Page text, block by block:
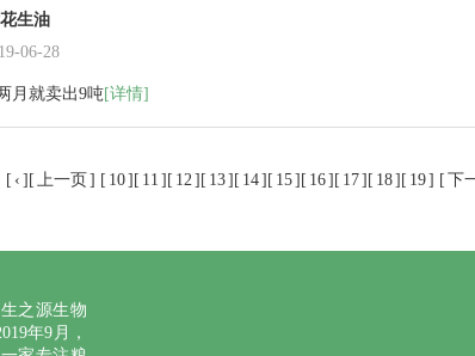
生油
06-28
月就卖出9吨[详情]
[ ‹ ][ 上一页 ] [ 10][ 11 ][ 12][ 13][ 14][ 15][ 16][ 17][ 18][ 19] [ 下
之源生物
年9月，